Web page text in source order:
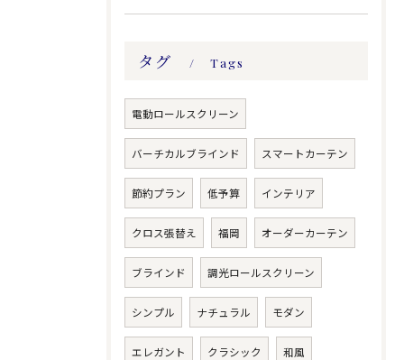
タグ Tags
電動ロールスクリーン
バーチカルブラインド スマートカーテン
節約プラン 低予算 インテリア
クロス張替え 福岡 オーダーカーテン
ブラインド 調光ロールスクリーン
シンプル ナチュラル モダン
エレガント クラシック 和風